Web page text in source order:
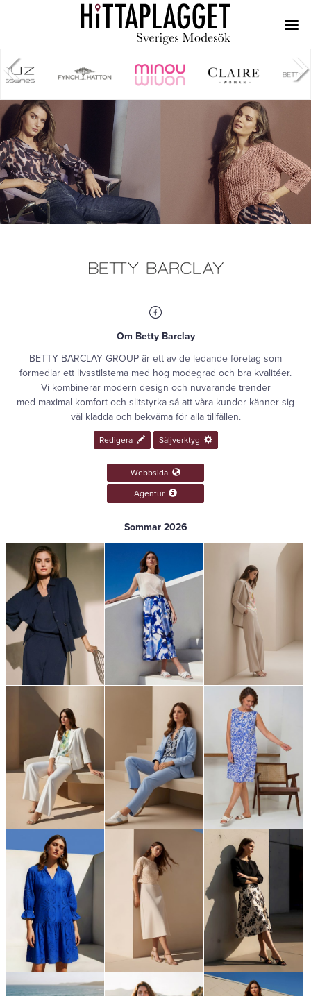
Om Betty Barclay
BETTY BARCLAY GROUP är ett av de ledande företag som
förmedlar ett livsstilstema med hög modegrad och bra kvalitéer.
Vi kombinerar modern design och nuvarande trender
med maximal komfort och slitstyrka så att våra kunder känner sig
väl klädda och bekväma för alla tillfällen.
Redigera Säljverktyg
Webbsida
Agentur
Sommar 2026